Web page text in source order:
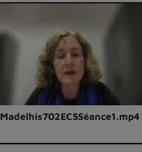
Madelhis702EC5Séance1.mp4